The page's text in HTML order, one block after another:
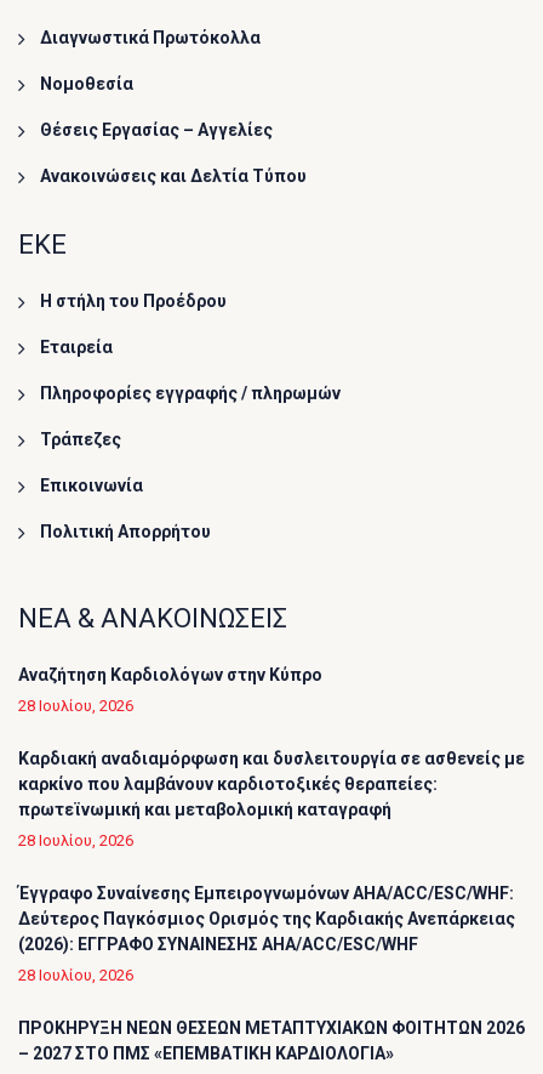
Διαγνωστικά Πρωτόκολλα
Νομοθεσία
Θέσεις Εργασίας – Αγγελίες
Ανακοινώσεις και Δελτία Τύπου
ΕΚΕ
Η στήλη του Προέδρου
Εταιρεία
Πληροφορίες εγγραφής / πληρωμών
Τράπεζες
Επικοινωνία
Πολιτική Απορρήτου
ΝΕΑ & ΑΝΑΚΟΙΝΩΣΕΙΣ
Αναζήτηση Καρδιολόγων στην Κύπρο
28 Ιουλίου, 2026
Καρδιακή αναδιαμόρφωση και δυσλειτουργία σε ασθενείς με
καρκίνο που λαμβάνουν καρδιοτοξικές θεραπείες:
πρωτεϊνωμική και μεταβολομική καταγραφή
28 Ιουλίου, 2026
Έγγραφο Συναίνεσης Εμπειρογνωμόνων AHA/ACC/ESC/WHF:
Δεύτερος Παγκόσμιος Ορισμός της Καρδιακής Ανεπάρκειας
(2026): ΕΓΓΡΑΦΟ ΣΥΝΑΙΝΕΣΗΣ AHA/ACC/ESC/WHF
28 Ιουλίου, 2026
ΠΡΟΚΗΡΥΞΗ ΝΕΩΝ ΘΕΣΕΩΝ ΜΕΤΑΠΤΥΧΙΑΚΩΝ ΦΟΙΤΗΤΩΝ 2026
– 2027 ΣΤΟ ΠΜΣ «ΕΠΕΜΒΑΤΙΚΗ ΚΑΡΔΙΟΛΟΓΙΑ»